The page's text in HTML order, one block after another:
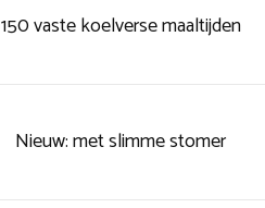
150 vaste koelverse maaltijden
Nieuw: met slimme stomer